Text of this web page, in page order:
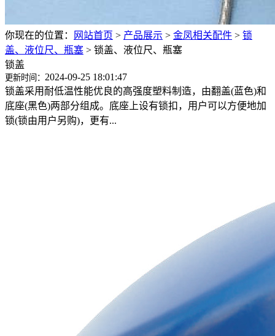
你现在的位置： 网站首页 > 产品展示 > 金凤相关配件 > 锁
盖、液位尺、瓶塞 > 锁盖、液位尺、瓶塞
锁盖
更新时间： 2024-09-25 18:01:47
锁盖采用耐低温性能优良的高强度塑料制造，由翻盖(蓝色)和
底座(黑色)两部分组成。底座上设有锁扣，用户可以方便地加
锁(锁由用户另购)，更有...